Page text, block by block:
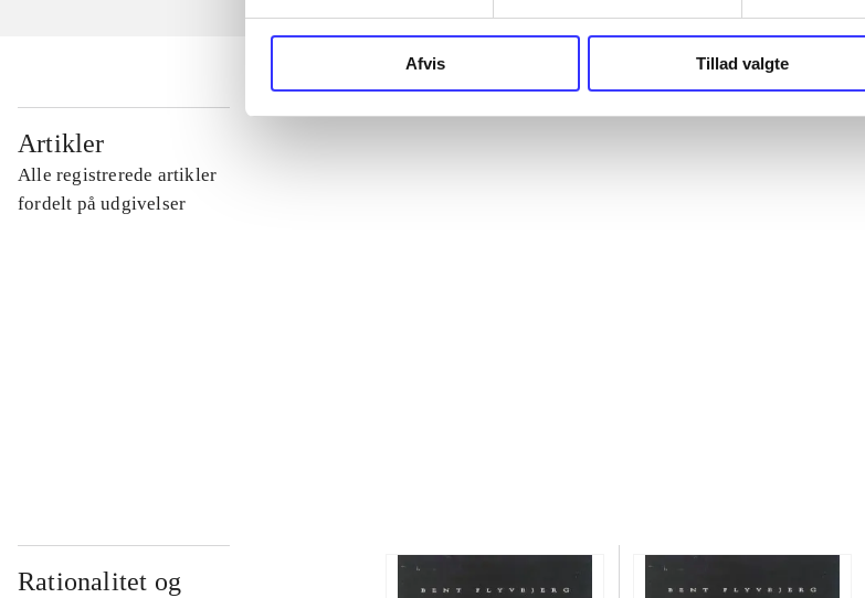
Afvis Tillad valgte
Artikler
Alle registrerede artikler
fordelt på udgivelser
Rationalitet og